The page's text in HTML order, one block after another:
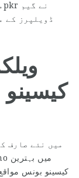
ڈویلپرز کے
کیسینو بونس